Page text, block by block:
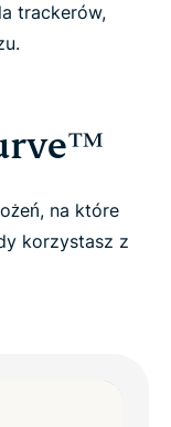
trackerów,
na które
korzystasz z